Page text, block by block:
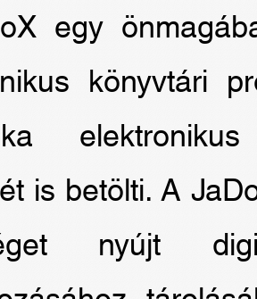
egy
könyvtári
is betölti. A
nyújt